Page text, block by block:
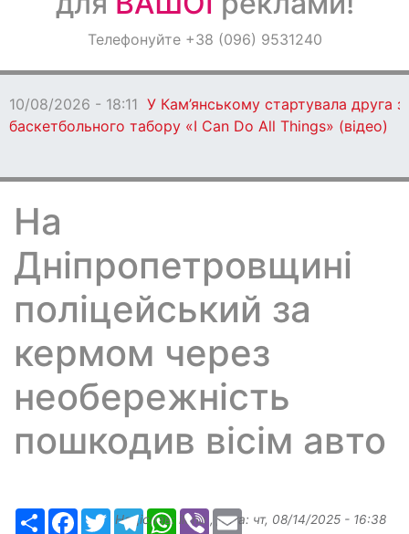
ОголошенняТелефонуйте +38 (096) 9531240
10/08/2026 - 18:11 У Кам’янському стартувала друга
баскетбольного табору «I Can Do All Things» (відео)
На
Дніпропетровщині
поліцейський за
кермом через
необережність
пошкодив вісім авто
РесурсFacebook
TwitterTelegramWhatsApp
ViberEmail
Надіслав: ilona , дата: чт, 08/14/2025 - 16:38